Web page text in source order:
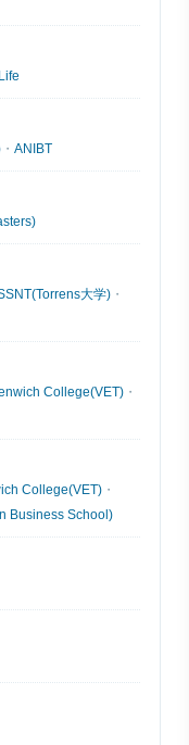
・ ANIBT
大学) ・
College(VET) ・
College(VET) ・
Business School)